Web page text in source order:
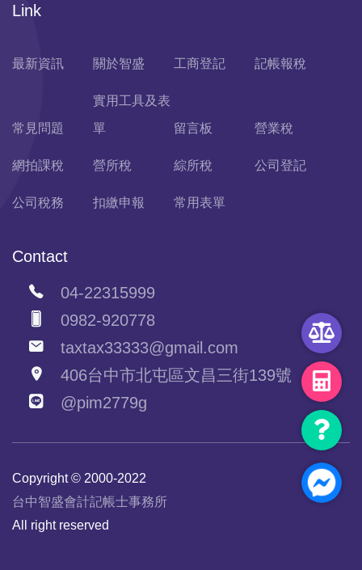
Link
最新資訊 關於智盛 工商登記 記帳報稅
常見問題
實用工具及表
單
留言板 營業稅
網拍課稅 營所稅 綜所稅 公司登記
公司稅務 扣繳申報 常用表單
Contact
04-22315999
0982-920778
taxtax33333@gmail.com
406台中市北屯區文昌三街139號
@pim2779g
Copyright © 2000-2022
台中智盛會計記帳士事務所
All right reserved